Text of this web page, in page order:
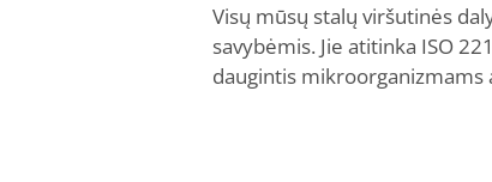
Visų mūsų stalų viršutinės
savybėmis. Jie atitinka ISO
daugintis mikroorganizmams